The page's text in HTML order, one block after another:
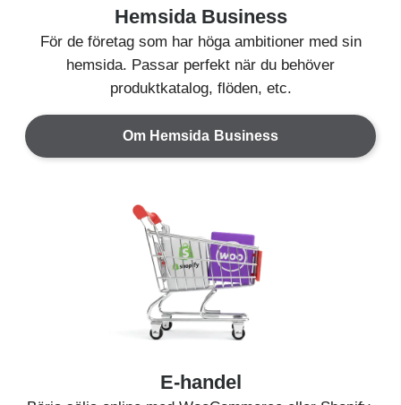
Hemsida Business
För de företag som har höga ambitioner med sin
hemsida. Passar perfekt när du behöver
produktkatalog, flöden, etc.
Om Hemsida Business
E-handel